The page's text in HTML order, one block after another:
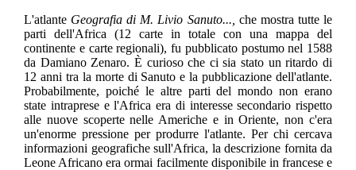
L'atlante Geografia di M. Livio Sanuto..., che mostra tutte le
parti dell'Africa (12 carte in totale con una mappa del
continente e carte regionali), fu pubblicato postumo nel 1588
da Damiano Zenaro. È curioso che ci sia stato un ritardo di
12 anni tra la morte di Sanuto e la pubblicazione dell'atlante.
Probabilmente, poiché le altre parti del mondo non erano
state intraprese e l'Africa era di interesse secondario rispetto
alle nuove scoperte nelle Americhe e in Oriente, non c'era
un'enorme pressione per produrre l'atlante. Per chi cercava
informazioni geografiche sull'Africa, la descrizione fornita da
Leone Africano era ormai facilmente disponibile in francese e